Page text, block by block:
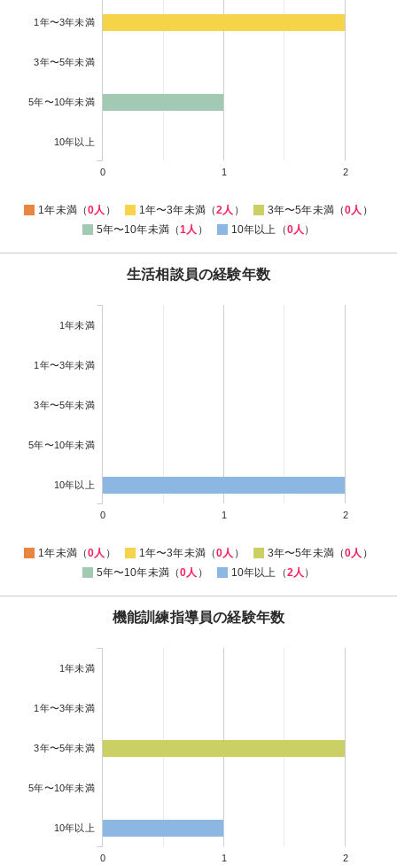
1年〜3年未満
3年〜5年未満
5年〜10年未満
10年以上
0 1 2
1年未満（0人 ） 1年〜3年未満（2人 ） 3年〜5年未満（0人 ）
5年〜10年未満（1人 ） 10年以上（0人 ）
生活相談員の経験年数
1年未満
1年〜3年未満
3年〜5年未満
5年〜10年未満
10年以上
0 1 2
1年未満（0人 ） 1年〜3年未満（0人 ） 3年〜5年未満（0人 ）
5年〜10年未満（0人 ） 10年以上（2人 ）
機能訓練指導員の経験年数
1年未満
1年〜3年未満
3年〜5年未満
5年〜10年未満
10年以上
0 1 2